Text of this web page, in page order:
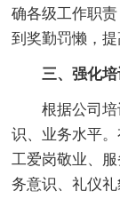
确各级工作职
到奖勤罚懒，
三、强化培
根据公司培
识、业务水平
工爱岗敬业、
务意识、礼仪